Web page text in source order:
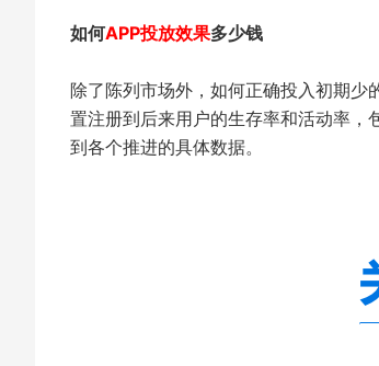
如何APP投放效果多少钱
除了陈列市场外，如何正确投入初期
置注册到后来用户的生存率和活动率，
到各个推进的具体数据。